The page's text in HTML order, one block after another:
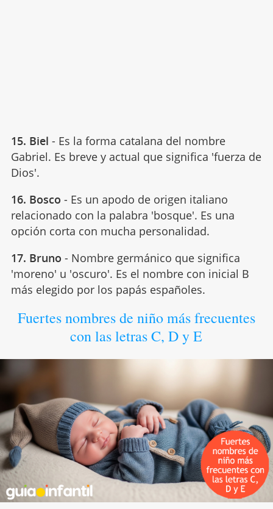
15. Biel - Es la forma catalana del nombre
Gabriel. Es breve y actual que significa 'fuerza de
Dios'.
16. Bosco - Es un apodo de origen italiano
relacionado con la palabra 'bosque'. Es una
opción corta con mucha personalidad.
17. Bruno - Nombre germánico que significa
'moreno' u 'oscuro'. Es el nombre con inicial B
más elegido por los papás españoles.
Fuertes nombres de niño más frecuentes
con las letras C, D y E